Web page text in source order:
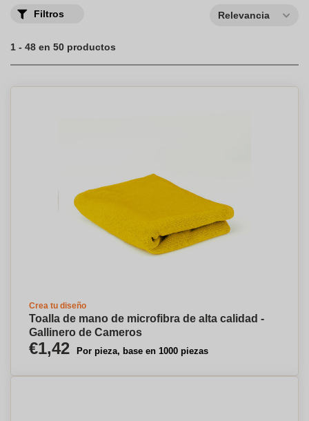
Filtros Relevancia
1 - 48 en 50 productos
Crea tu diseño
Toalla de mano de microfibra de alta calidad -
Gallinero de Cameros
€1,42 Por pieza, base en 1000 piezas